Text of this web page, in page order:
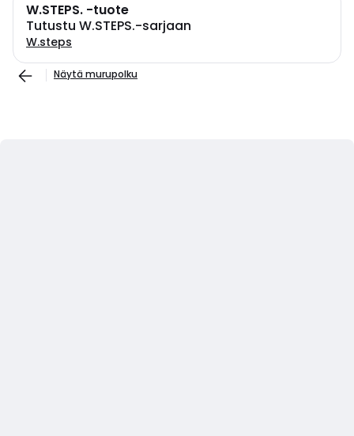
W.STEPS. -tuote
Tutustu W.STEPS.-sarjaan
W.steps
Näytä murupolku